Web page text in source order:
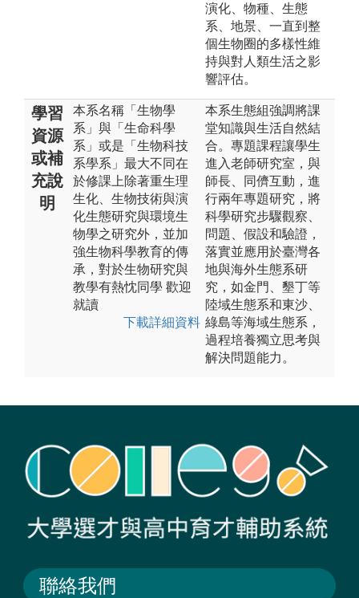
演化、物種、生態
系、地景、一直到整
個生物圈的多樣性維
持與對人類生活之影
響評估。
學習
資源
或補
充說
明
本系名稱「生物學
系」與「生命科學
系」或是「生物科技
系學系」最大不同在
於修課上除著重生理
生化、生物技術與演
化生態研究與環境生
物學之研究外，並加
強生物科學教育的傳
承，對於生物研究與
教學有熱忱同學 歡迎
就讀
下載詳細資料
本系生態組強調將課
堂知識與生活自然結
合。專題課程讓學生
進入老師研究室，與
師長、同儕互動，進
行兩年專題研究，將
科學研究步驟觀察、
問題、假設和驗證，
落實並應用於臺灣各
地與海外生態系研
究，如金門、墾丁等
陸域生態系和東沙、
綠島等海域生態系，
過程培養獨立思考與
解決問題能力。
聯絡我們